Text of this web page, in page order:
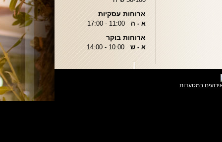
ארוחות עסקיות
א - ה
ארוחות בוקר
א - ש
במסעדות